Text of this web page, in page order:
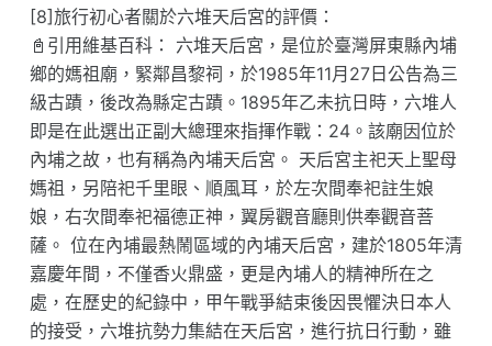
[8]旅行初心者關於六堆天后宮的評價：
📓引用維基百科： 六堆天后宮，是位於臺灣屏東縣內埔
鄉的媽祖廟，緊鄰昌黎祠，於1985年11月27日公告為三
級古蹟，後改為縣定古蹟。1895年乙未抗日時，六堆人
即是在此選出正副大總理來指揮作戰：24。該廟因位於
內埔之故，也有稱為內埔天后宮。 天后宮主祀天上聖母
媽祖，另陪祀千里眼、順風耳，於左次間奉祀註生娘
娘，右次間奉祀福德正神，翼房觀音廳則供奉觀音菩
薩。 位在內埔最熱鬧區域的內埔天后宮，建於1805年清
嘉慶年間，不僅香火鼎盛，更是內埔人的精神所在之
處，在歷史的紀錄中，甲午戰爭結束後因畏懼決日本人
的接受，六堆抗勢力集結在天后宮，進行抗日行動，雖